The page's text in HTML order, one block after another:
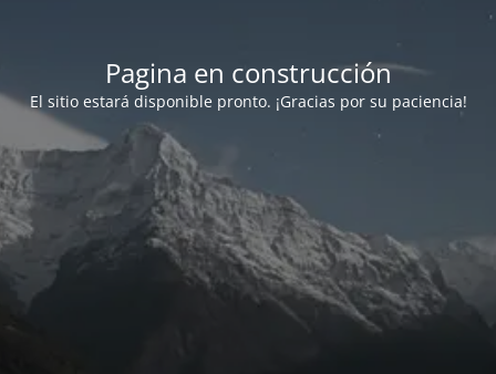
Pagina en construcción
El sitio estará disponible pronto. ¡Gracias por su paciencia!